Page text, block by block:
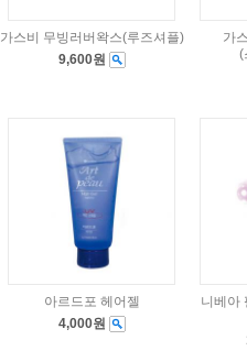
가스비 무빙러버왁스(루즈셔플)
9,600원
가
(
아르드포 헤어젤
4,000원
니베아